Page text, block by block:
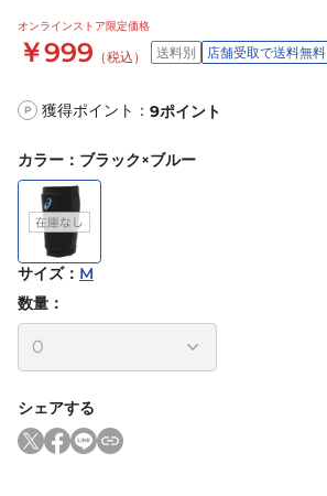
オンラインストア限定価格
￥999 （税込） 送料別 店舗受取で送料無料
P 獲得ポイント： 9ポイント
カラー ： ブラック×ブルー
サイズ： M
数量：
シェアする